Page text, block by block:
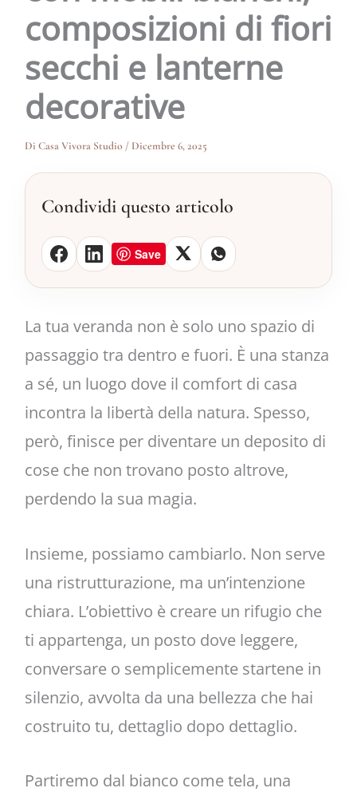
composizioni di fiori
secchi e lanterne
decorative
Di Casa Vivora Studio/ Dicembre 6, 2025
Condividi questo articolo
Save
La tua veranda non è solo uno spazio di
passaggio tra dentro e fuori. È una stanza
a sé, un luogo dove il comfort di casa
incontra la libertà della natura. Spesso,
però, finisce per diventare un deposito di
cose che non trovano posto altrove,
perdendo la sua magia.
Insieme, possiamo cambiarlo. Non serve
una ristrutturazione, ma un’intenzione
chiara. L’obiettivo è creare un rifugio che
ti appartenga, un posto dove leggere,
conversare o semplicemente startene in
silenzio, avvolta da una bellezza che hai
costruito tu, dettaglio dopo dettaglio.
Partiremo dal bianco come tela, una